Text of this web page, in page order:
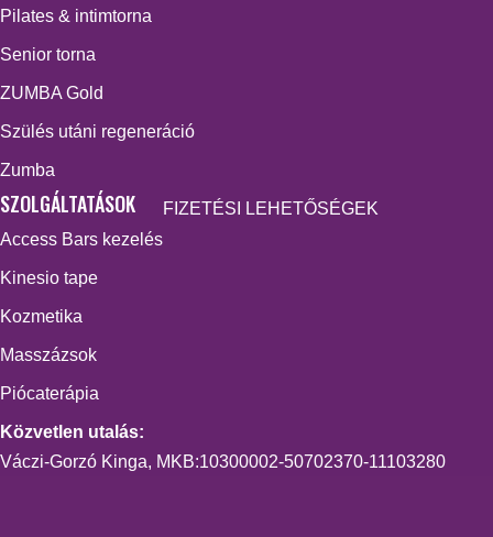
Pilates & intimtorna
Senior torna
ZUMBA Gold
Szülés utáni regeneráció
Zumba
SZOLGÁLTATÁSOK
Access Bars kezelés
Kinesio tape
Kozmetika
Masszázsok
Piócaterápia
FIZETÉSI LEHETŐSÉGEK
Közvetlen utalás:
Váczi-Gorzó Kinga, MKB:10300002-50702370-11103280